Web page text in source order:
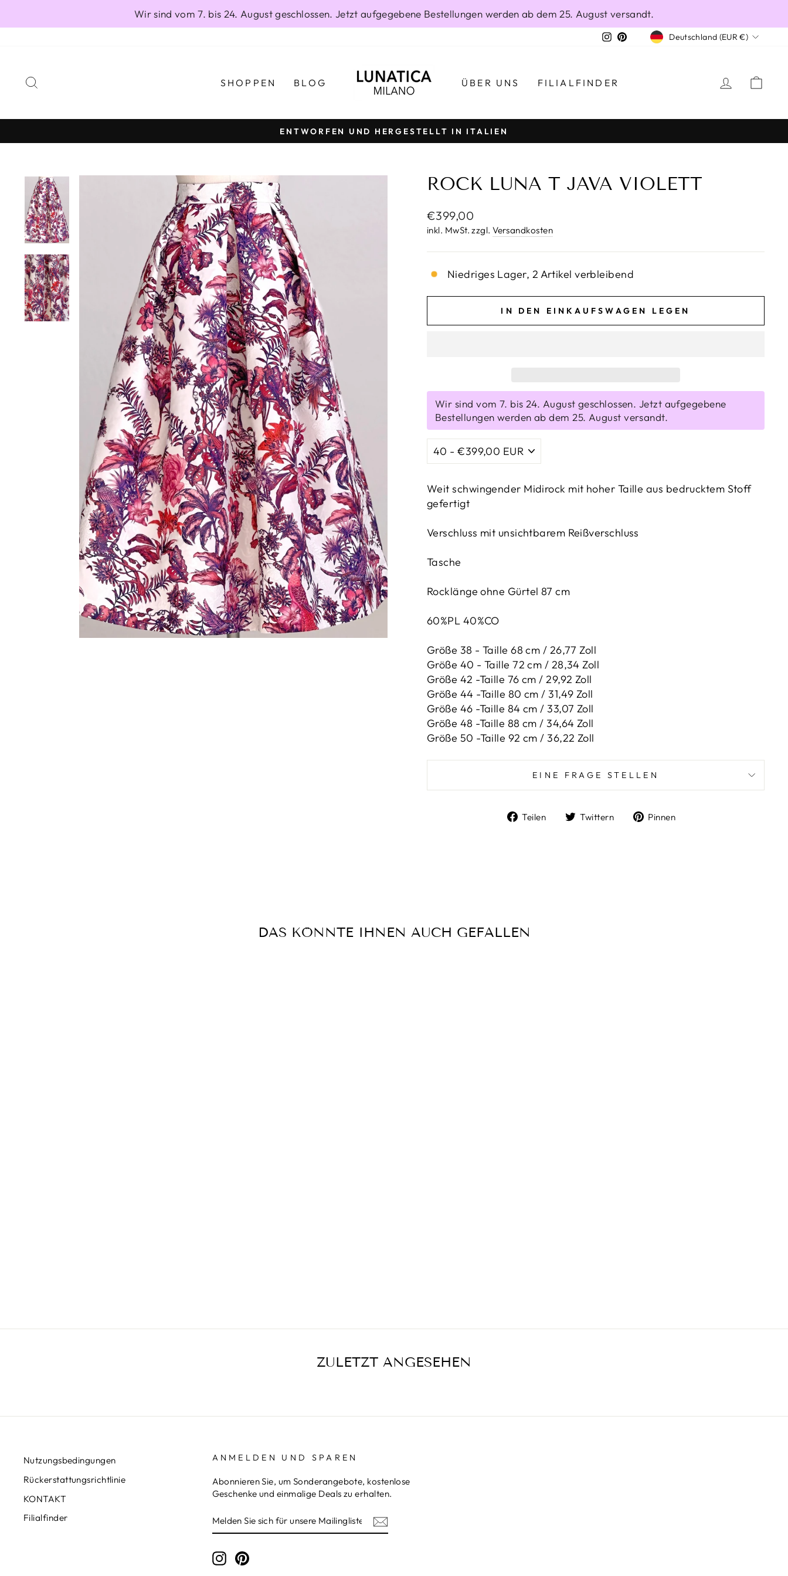
Wir sind vom 7. bis 24. August geschlossen. Jetzt aufgegebene Bestellungen werden ab dem 25. August versandt.
Instagram
PinterestWÄHRUNG
Deutschland (EUR €)
SHOPPEN BLOG ÜBER UNS FILIALFINDER
Pause
ENTWORFEN UND HERGESTELLT IN ITALIEN
ROCK LUNA T JAVA VIOLETT
Normaler
Preis
€399,00
inkl. MwSt. zzgl.Versandkosten
Niedriges Lager, 2 Artikel verbleibend
IN DEN EINKAUFSWAGEN LEGEN
Wir sind vom 7. bis 24. August geschlossen. Jetzt aufgegebene
Bestellungen werden ab dem 25. August versandt.
Weit schwingender Midirock mit hoher Taille aus bedrucktem Stoff
gefertigt
Verschluss mit unsichtbarem Reißverschluss
Tasche
Rocklänge ohne Gürtel 87 cm
60%PL 40%CO
Größe 38 - Taille 68 cm / 26,77 Zoll
Größe 40 - Taille 72 cm / 28,34 Zoll
Größe 42 -Taille 76 cm / 29,92 Zoll
Größe 44 -Taille 80 cm / 31,49 Zoll
Größe 46 -Taille 84 cm / 33,07 Zoll
Größe 48 -Taille 88 cm / 34,64 Zoll
Größe 50 -Taille 92 cm / 36,22 Zoll
EINE FRAGE STELLEN
Teilen
Auf
Twittern
Auf
Pinnen
DAS KÖNNTE IHNEN AUCH GEFALLEN
ZULETZT ANGESEHEN
Nutzungsbedingungen
Rückerstattungsrichtlinie
KONTAKT
Filialfinder
ANMELDEN UND SPAREN
Abonnieren Sie, um Sonderangebote, kostenlose
Geschenke und einmalige Deals zu erhalten.
SIE
SICH
UNSERE
MAILINGLISTE
InstagramPinterest